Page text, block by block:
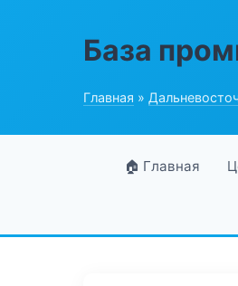
База
Главная »
🏠 Главная